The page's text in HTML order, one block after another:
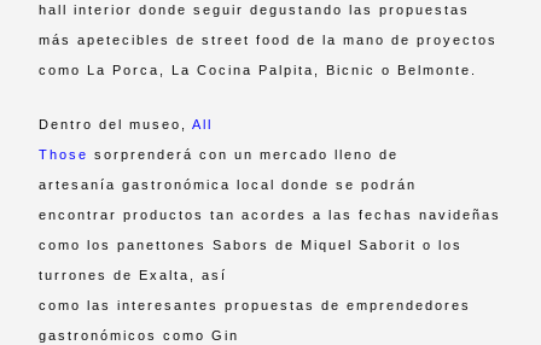
hall interior donde seguir degustando las propuestas
más apetecibles de street food de la mano de proyectos
como La Porca, La Cocina Palpita, Bicnic o Belmonte.
Dentro del museo,All
Those sorprenderá con un mercado lleno de
artesanía gastronómica local donde se podrán
encontrar productos tan acordes a las fechas navideñas
como los panettones Sabors de Miquel Saborit o los
turrones de Exalta, así
como las interesantes propuestas de emprendedores
gastronómicos como Gin